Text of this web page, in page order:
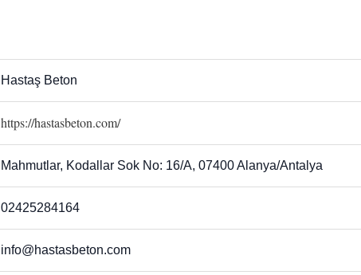
Hastaş Beton
https://hastasbeton.com/
Mahmutlar, Kodallar Sok No: 16/A, 07400 Alanya/Antalya
02425284164
info@hastasbeton.com